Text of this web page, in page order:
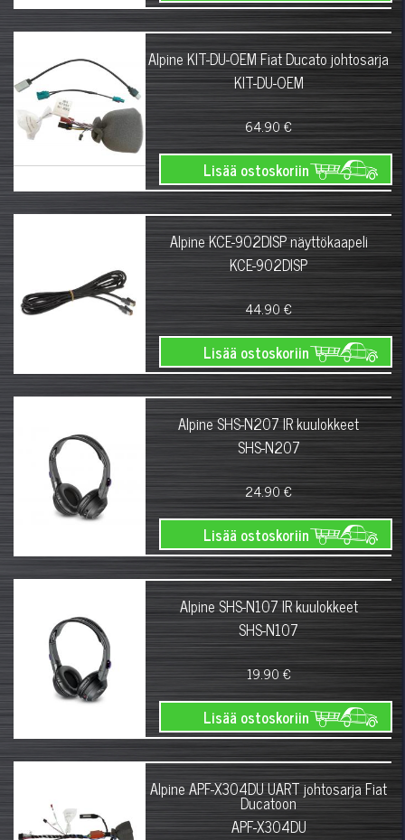
Alpine KIT-DU-OEM Fiat Ducato johtosarja
KIT-DU-OEM
64.90 €
Lisää ostoskoriin
Alpine KCE-902DISP näyttökaapeli
KCE-902DISP
44.90 €
Lisää ostoskoriin
Alpine SHS-N207 IR kuulokkeet
SHS-N207
24.90 €
Lisää ostoskoriin
Alpine SHS-N107 IR kuulokkeet
SHS-N107
19.90 €
Lisää ostoskoriin
Alpine APF-X304DU UART johtosarja Fiat
Ducatoon
APF-X304DU